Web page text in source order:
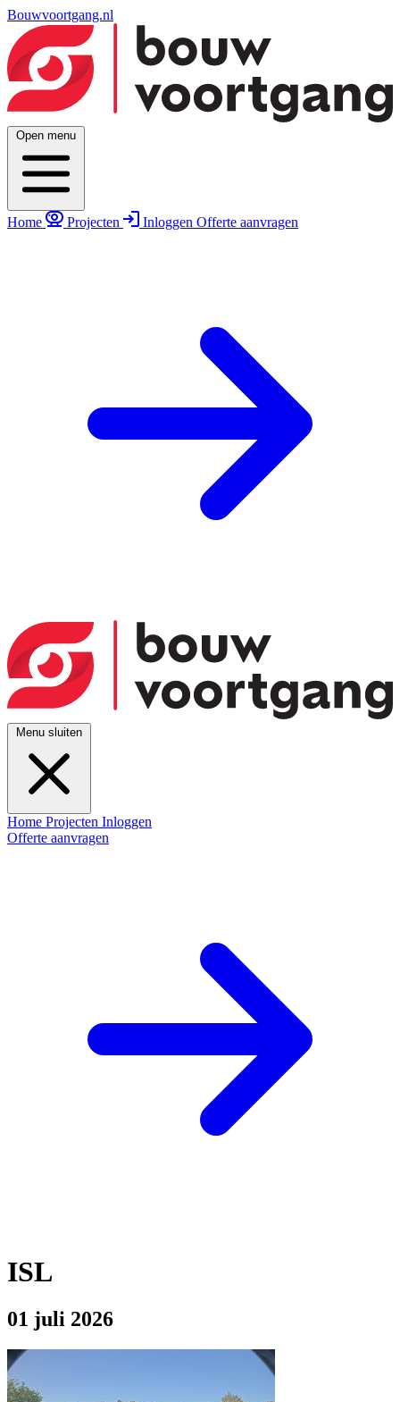
Bouwvoortgang.nl
Open menu
Home Projecten Inloggen Offerte aanvragen
Menu sluiten
Home Projecten Inloggen
Offerte aanvragen
ISL
01 juli 2026